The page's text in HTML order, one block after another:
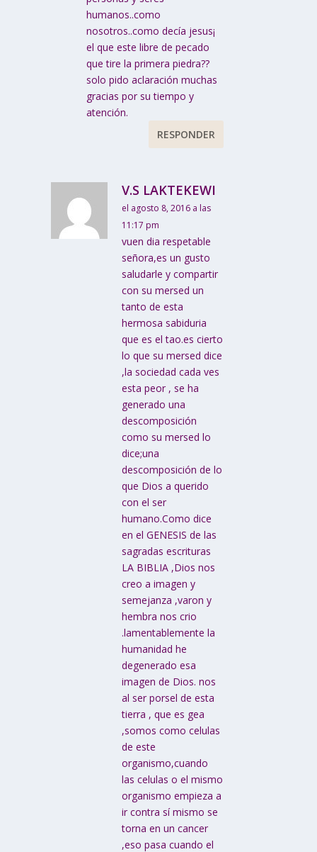
humanos..como
nosotros..como decía jesus¡
el que este libre de pecado
que tire la primera piedra??
solo pido aclaración muchas
gracias por su tiempo y
atención.
RESPONDER
V.S LAKTEKEWI
el agosto 8, 2016 a las
11:17 pm
vuen dia respetable
señora,es un gusto
saludarle y compartir
con su mersed un
tanto de esta
hermosa sabiduria
que es el tao.es cierto
lo que su mersed dice
,la sociedad cada ves
esta peor , se ha
generado una
descomposición
como su mersed lo
dice;una
descomposición de lo
que Dios a querido
con el ser
humano.Como dice
en el GENESIS de las
sagradas escrituras
LA BIBLIA ,Dios nos
creo a imagen y
semejanza ,varon y
hembra nos crio
.lamentablemente la
humanidad he
degenerado esa
imagen de Dios. nos
al ser porsel de esta
tierra , que es gea
,somos como celulas
de este
organismo,cuando
las celulas o el mismo
organismo empieza a
ir contra sí mismo se
torna en un cancer
,eso pasa cuando el